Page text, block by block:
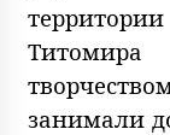
занимали